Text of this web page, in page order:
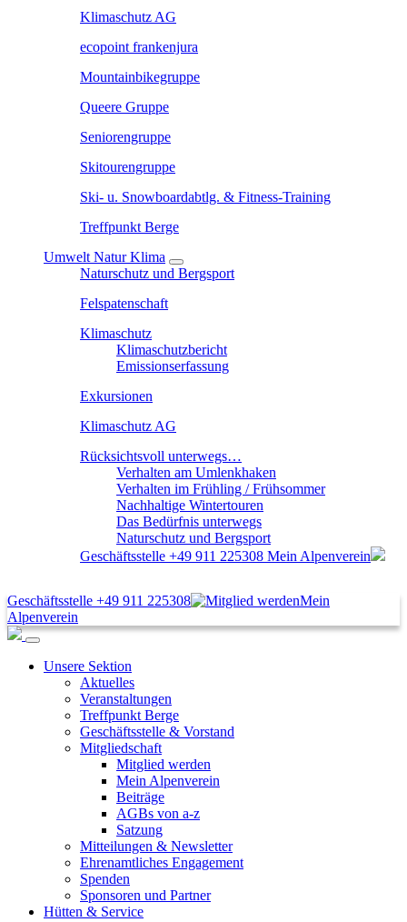
Klimaschutz AG
ecopoint frankenjura
Mountainbikegruppe
Queere Gruppe
Seniorengruppe
Skitourengruppe
Ski- u. Snowboardabtlg. & Fitness-Training
Treffpunkt Berge
Umwelt Natur Klima
Naturschutz und Bergsport
Felspatenschaft
Klimaschutz
Klimaschutzbericht
Emissionserfassung
Exkursionen
Klimaschutz AG
Rücksichtsvoll unterwegs…
Verhalten am Umlenkhaken
Verhalten im Frühling / Frühsommer
Nachhaltige Wintertouren
Das Bedürfnis unterwegs
Naturschutz und Bergsport
Geschäftsstelle +49 911 225308 Mein Alpenverein
Geschäftsstelle +49 911 225308
Mein
Alpenverein
Unsere Sektion
Aktuelles
Veranstaltungen
Treffpunkt Berge
Geschäftsstelle & Vorstand
Mitgliedschaft
Mitglied werden
Mein Alpenverein
Beiträge
AGBs von a-z
Satzung
Mitteilungen & Newsletter
Ehrenamtliches Engagement
Spenden
Sponsoren und Partner
Hütten & Service